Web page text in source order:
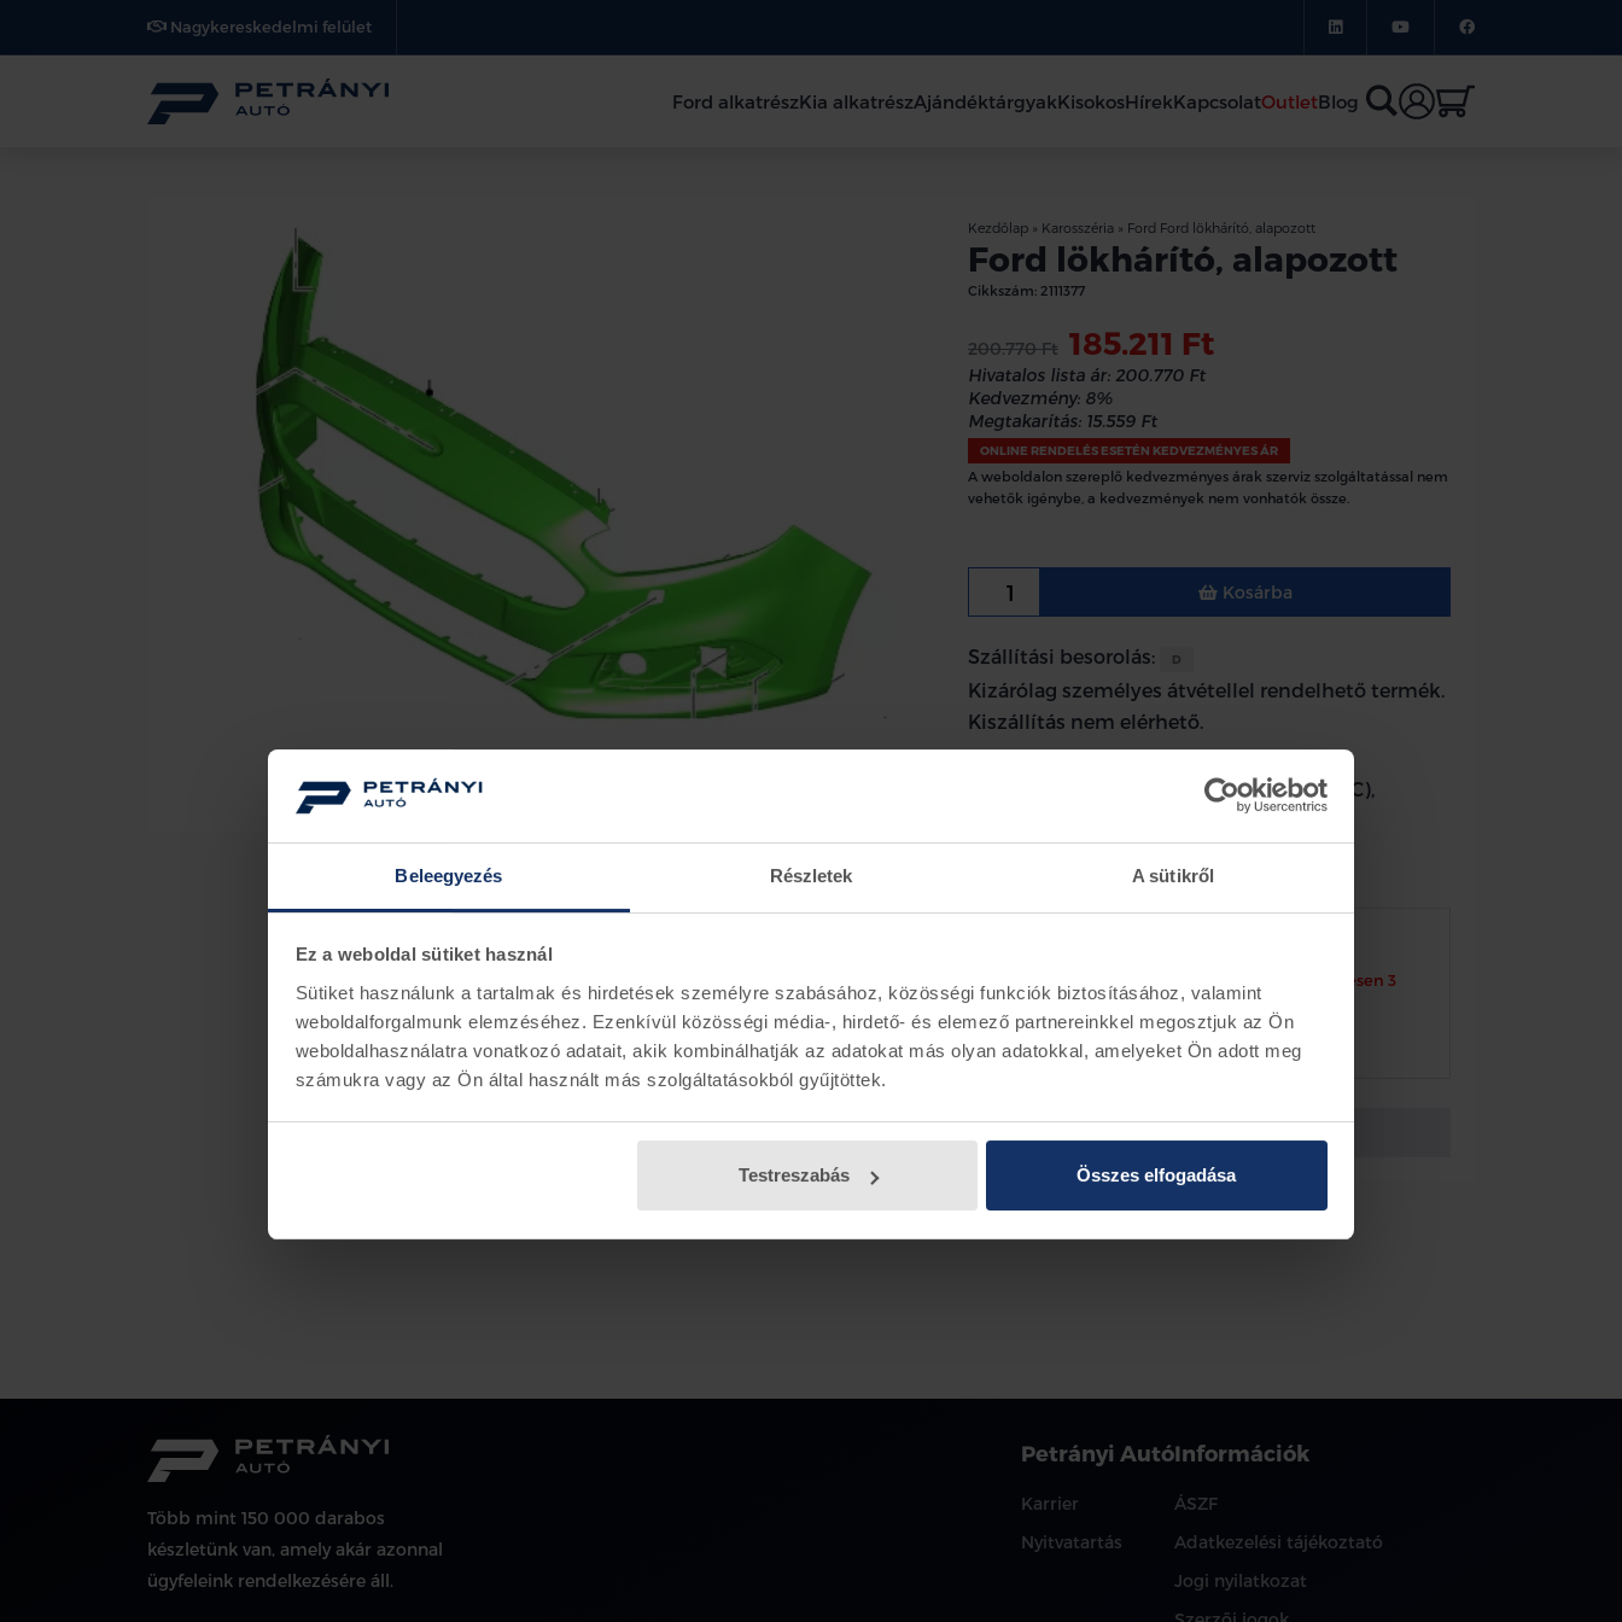
Beleegyezés Részletek A sütikről
Ez a weboldal sütiket használ
Sütiket használunk a tartalmak és hirdetések személyre szabásához, közösségi funkciók biztosításához, valamint
weboldalforgalmunk elemzéséhez. Ezenkívül közösségi média-, hirdető- és elemező partnereinkkel megosztjuk az Ön
weboldalhasználatra vonatkozó adatait, akik kombinálhatják az adatokat más olyan adatokkal, amelyeket Ön adott meg
számukra vagy az Ön által használt más szolgáltatásokból gyűjtöttek.
Testreszabás Összes elfogadása
Nagykereskedelmi felület
Ford alkatrészKia alkatrészAjándéktárgyakKisokosHírekKapcsolatOutletBlog
Kezdőlap » Karosszéria » Ford Ford lökhárító, alapozott
Ford lökhárító, alapozott
Cikkszám: 2111377
200.770 Ft 185.211 Ft
Hivatalos lista ár: 200.770 Ft
Kedvezmény: 8%
Megtakarítás: 15.559 Ft
ONLINE RENDELÉS ESETÉN KEDVEZMÉNYES ÁR
A weboldalon szereplő kedvezményes árak szerviz szolgáltatással nem
vehetők igénybe, a kedvezmények nem vonhatók össze.
Kosárba
Szállítási besorolás: D
Kizárólag személyes átvétellel rendelhető termék.
Kiszállítás nem elérhető.
Ford első lökhárító, alapozott 4 lyuk (PDC),
Készletinformáció
Rendelés esetén átvételi módja, csak személyesen 3
telephelyünk valamelyikén !!!
Futárszolgálattal nem küldjük a terméket
Több mint 150 000 darabos
készletünk van, amely akár azonnal
ügyfeleink rendelkezésére áll.
Petrányi Autó
Karrier
Nyitvatartás
Információk
ÁSZF
Adatkezelési tájékoztató
Jogi nyilatkozat